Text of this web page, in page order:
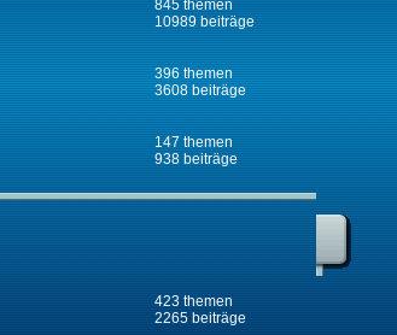
845 themen
10989 beiträge
396 themen
3608 beiträge
147 themen
938 beiträge
423 themen
2265 beiträge